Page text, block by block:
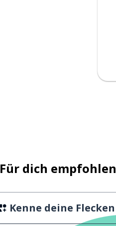
Für dich empfohlen
Kenne deine Flecken